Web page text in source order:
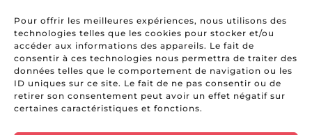
Pour offrir les meilleures expériences, nous utilisons des
technologies telles que les cookies pour stocker et/ou
accéder aux informations des appareils. Le fait de
consentir à ces technologies nous permettra de traiter des
données telles que le comportement de navigation ou les
ID uniques sur ce site. Le fait de ne pas consentir ou de
retirer son consentement peut avoir un effet négatif sur
certaines caractéristiques et fonctions.